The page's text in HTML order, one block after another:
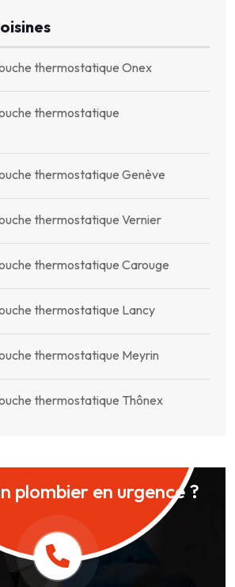
thermostatique Onex
thermostatique
thermostatique Genève
thermostatique Vernier
thermostatique Carouge
thermostatique Lancy
thermostatique Meyrin
thermostatique Thônex
plombier en urgence ?